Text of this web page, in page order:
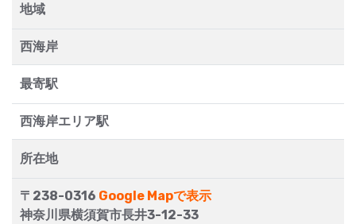
地域
西海岸
最寄駅
西海岸エリア駅
所在地
〒238-0316 Google Mapで表示
神奈川県横須賀市長井3-12-33